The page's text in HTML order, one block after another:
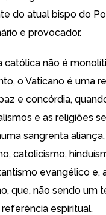
do atual bispo do
e provocador.
católica não é
o Vaticano é uma
e concórdia,
e as religiões
sangrenta
catolicismo,
evangélico e,
que, não sendo um
espiritual.